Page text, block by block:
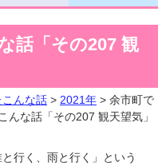
話「その207 観
んな話 > 2021年 > 余市町で
んな話「その207 観天望気」
行く、雨と行く」という